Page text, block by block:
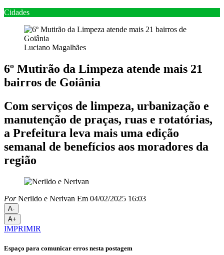
Cidades
Luciano Magalhães
6º Mutirão da Limpeza atende mais 21
bairros de Goiânia
Com serviços de limpeza, urbanização e
manutenção de praças, ruas e rotatórias,
a Prefeitura leva mais uma edição
semanal de benefícios aos moradores da
região
PorNerildo e Nerivan Em 04/02/2025 16:03
A-
A+
IMPRIMIR
Espaço para comunicar erros nesta postagem